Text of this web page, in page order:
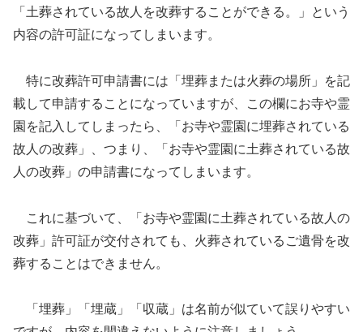
「土葬されている故人を改葬することができる。」という
内容の許可証になってしまいます。
特に改葬許可申請書には「埋葬または火葬の場所」を記
載して申請することになっていますが、この欄にお寺や霊
園を記入してしまったら、「お寺や霊園に埋葬されている
故人の改葬」、つまり、「お寺や霊園に土葬されている故
人の改葬」の申請書になってしまいます。
これに基づいて、「お寺や霊園に土葬されている故人の
改葬」許可証が交付されても、火葬されているご遺骨を改
葬することはできません。
「埋葬」「埋蔵」「収蔵」は名前が似ていて誤りやすい